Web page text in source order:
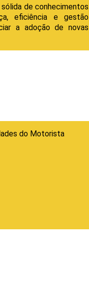
de conhecimentos
eficiência e gestão
a adoção de novas
do Motorista